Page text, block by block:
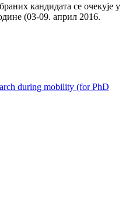
кандидата се очекује у
(03-09. април 2016.
during mobility (for PhD